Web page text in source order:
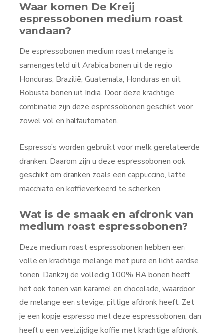
Waar komen De Kreij
espressobonen medium roast
vandaan?
De espressobonen medium roast melange is
samengesteld uit Arabica bonen uit de regio
Honduras, Brazilië, Guatemala, Honduras en uit
Robusta bonen uit India. Door deze krachtige
combinatie zijn deze espressobonen geschikt voor
zowel vol en halfautomaten.
Espresso’s worden gebruikt voor melk gerelateerde
dranken. Daarom zijn u deze espressobonen ook
geschikt om dranken zoals een cappuccino, latte
macchiato en koffieverkeerd te schenken.
Wat is de smaak en afdronk van
medium roast espressobonen?
Deze medium roast espressobonen hebben een
volle en krachtige melange met pure en licht aardse
tonen. Dankzij de volledig 100% RA bonen heeft
het ook tonen van karamel en chocolade, waardoor
de melange een stevige, pittige afdronk heeft. Zet
je een kopje espresso met deze espressobonen, dan
heeft u een veelzijdige koffie met krachtige afdronk.